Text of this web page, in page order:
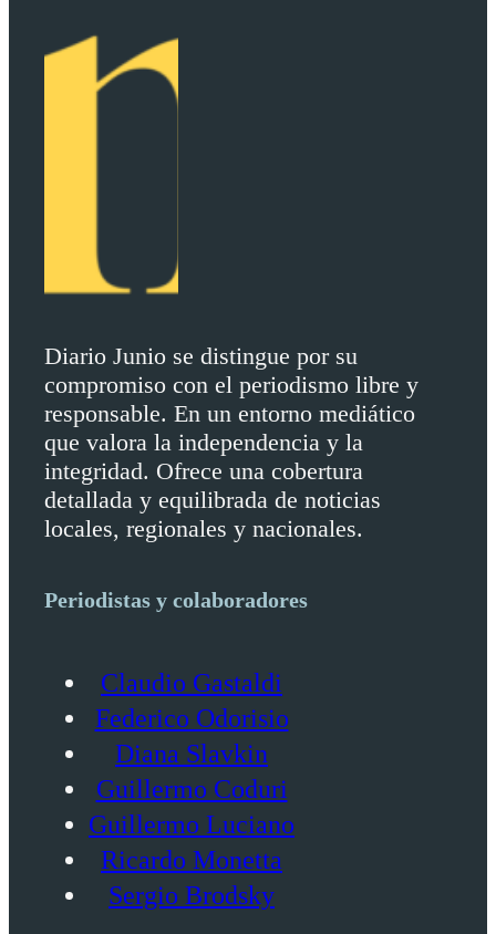
Diario Junio se distingue por su
compromiso con el periodismo libre y
responsable. En un entorno mediático
que valora la independencia y la
integridad. Ofrece una cobertura
detallada y equilibrada de noticias
locales, regionales y nacionales.
Periodistas y colaboradores
Claudio Gastaldi
Federico Odorisio
Diana Slavkin
Guillermo Coduri
Guillermo Luciano
Ricardo Monetta
Sergio Brodsky